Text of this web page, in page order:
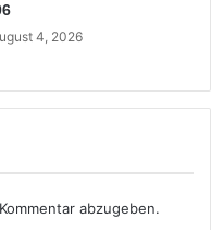
4, 2026
abzugeben.